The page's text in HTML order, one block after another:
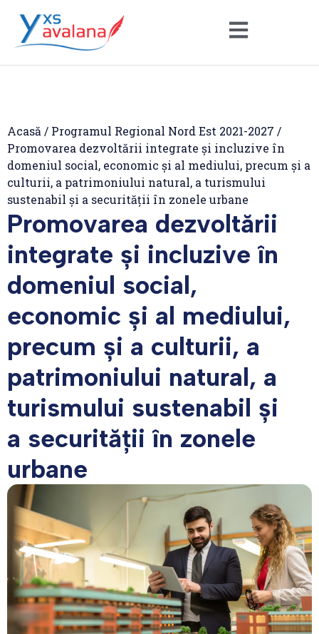
Acasă / Programul Regional Nord Est 2021-2027 /
Promovarea dezvoltării integrate și incluzive în
domeniul social, economic și al mediului, precum și a
culturii, a patrimoniului natural, a turismului
sustenabil și a securității în zonele urbane
Promovarea dezvoltării
integrate și incluzive în
domeniul social,
economic și al mediului,
precum și a culturii, a
patrimoniului natural, a
turismului sustenabil și
a securității în zonele
urbane